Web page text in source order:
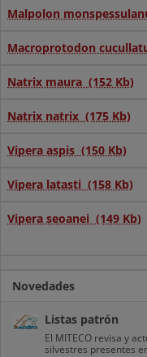
Malpolon
Macroprotodon
Natrix maura (152 Kb)
Natrix natrix (175 Kb)
Vipera aspis (150 Kb)
Vipera latasti (158 Kb)
Vipera seoanei (149 Kb)
Novedades
Listas patrón
El MITECO revisa y
silvestres presentes